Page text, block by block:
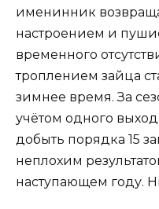
именинник
настроением и
временного
троплением зайца
зимнее время. За
учётом одного
добыть порядка 15
неплохим
наступающем году.